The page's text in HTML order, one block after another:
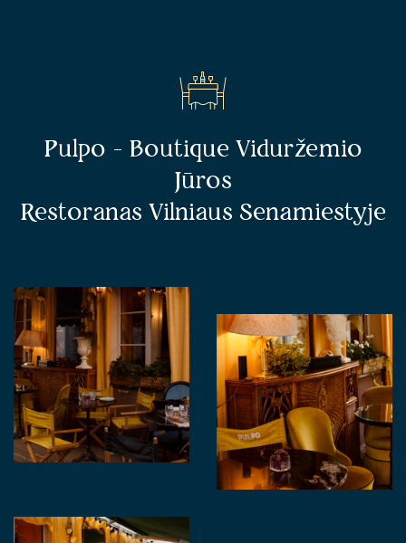
Pulpo - Boutique Viduržemio
Jūros
Restoranas Vilniaus Senamiestyje